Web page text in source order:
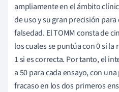
ampliamente en el ámbito
de uso y su gran precisión
falsedad. El TOMM consta de
los cuales se puntúa con 0 si
1 si es correcta. Por tanto, el
a 50 para cada ensayo, con
fracaso en los dos primeros